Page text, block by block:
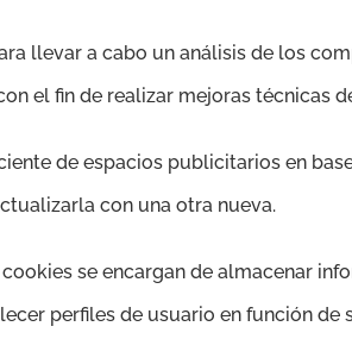
llevar a cabo un análisis de los
el fin de realizar mejoras técnicas
de espacios publicitarios en
con una otra nueva.
se encargan de almacenar
perfiles de usuario en función